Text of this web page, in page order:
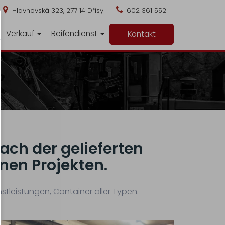
Hlavnovská 323, 277 14 Dřísy 602 361 552
Verkauf Reifendienst Kontakt
der gelieferten
Projekten.
Container aller Typen.